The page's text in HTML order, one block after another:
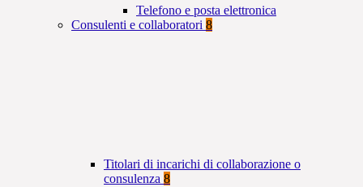
Telefono e posta elettronica
Consulenti e collaboratori 8
Titolari di incarichi di collaborazione o
consulenza 8